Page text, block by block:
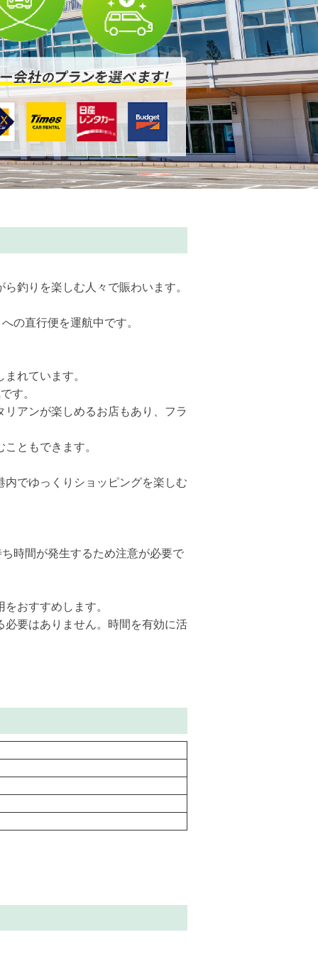
釣りを楽しむ人々で賑わいます。
の直行便を運航中です。
れています。
す。
アンが楽しめるお店もあり、フラ
ともできます。
でゆっくりショッピングを楽しむ
時間が発生するため注意が必要で
おすすめします。
要はありません。時間を有効に活